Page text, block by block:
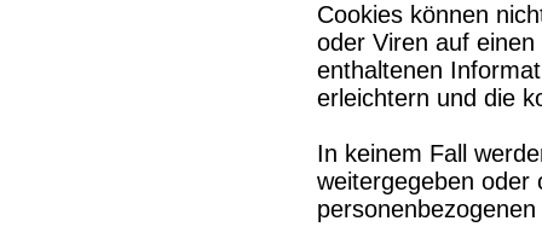
Cookies können
oder Viren auf
enthaltenen
erleichtern und die
In keinem Fall
weitergegeben oder